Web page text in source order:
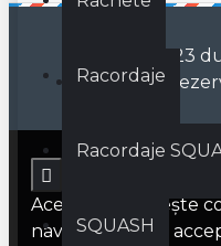
Racordaje
Racordaje
SQUASH
© 2019 - 2023
drepturile
Acest site foloseşte
navigării implică